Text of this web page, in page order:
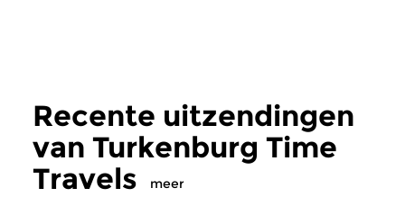
Recente uitzendingen
van Turkenburg Time
Travels
meer